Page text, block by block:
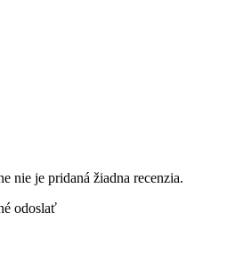
nie je pridaná žiadna recenzia.
odoslať